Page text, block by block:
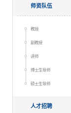
师资队伍
教授
副教授
讲师
博士生导师
硕士生导师
人才招聘